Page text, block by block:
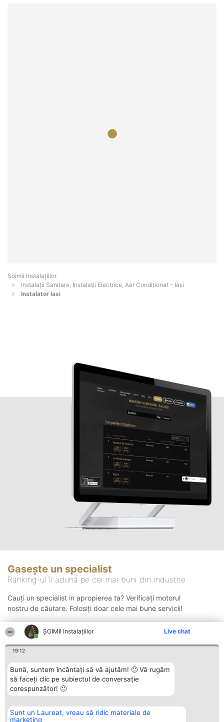
ŞOIMII Instalaţiilor Live chat
19:12
Bună, suntem încântați să vă ajutăm! 🙂 Vă rugăm
să faceți clic pe subiectul de conversație
corespunzător! 🙂
Sunt un Laureat, vreau să ridic materiale de
marketing
Şoimii Instalaţiilor
Instalații Sanitare, Instalații Electrice, Aer Condiționat - Iaşi
Instalator Iasi
Gasește un specialist
Ranking-ul îi adună pe cei mai buni din industrie
Cauți un specialist in apropierea ta? Verificați motorul
nostru de căutare. Folosiți doar cele mai bune servicii!
Organizator Ranking
BRIGHT SOLUTIONS BR SRL
Plebiscyt Contact